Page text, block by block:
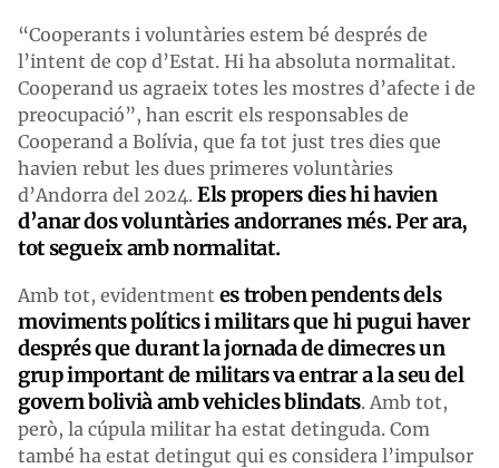
“Cooperants i voluntàries estem bé després de
l’intent de cop d’Estat. Hi ha absoluta normalitat.
Cooperand us agraeix totes les mostres d’afecte i de
preocupació”, han escrit els responsables de
Cooperand a Bolívia, que fa tot just tres dies que
havien rebut les dues primeres voluntàries
d’Andorra del 2024. Els propers dies hi havien
d’anar dos voluntàries andorranes més. Per ara,
tot segueix amb normalitat.
Amb tot, evidentment es troben pendents dels
moviments polítics i militars que hi pugui haver
després que durant la jornada de dimecres un
grup important de militars va entrar a la seu del
govern bolivià amb vehicles blindats. Amb tot,
però, la cúpula militar ha estat detinguda. Com
també ha estat detingut qui es considera l’impulsor